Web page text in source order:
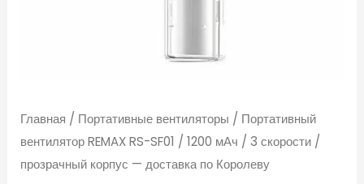
Главная / Портативные вентиляторы / Портативный
вентилятор REMAX RS-SF01 / 1200 мАч / 3 скорости /
прозрачный корпус — доставка по Королеву
Королеву